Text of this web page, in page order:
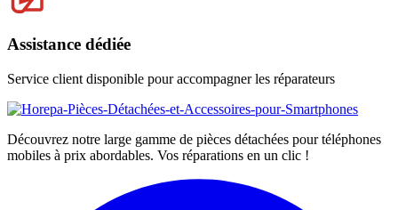
Assistance dédiée
Service client disponible pour accompagner les réparateurs
Découvrez notre large gamme de pièces détachées pour téléphones
mobiles à prix abordables. Vos réparations en un clic !